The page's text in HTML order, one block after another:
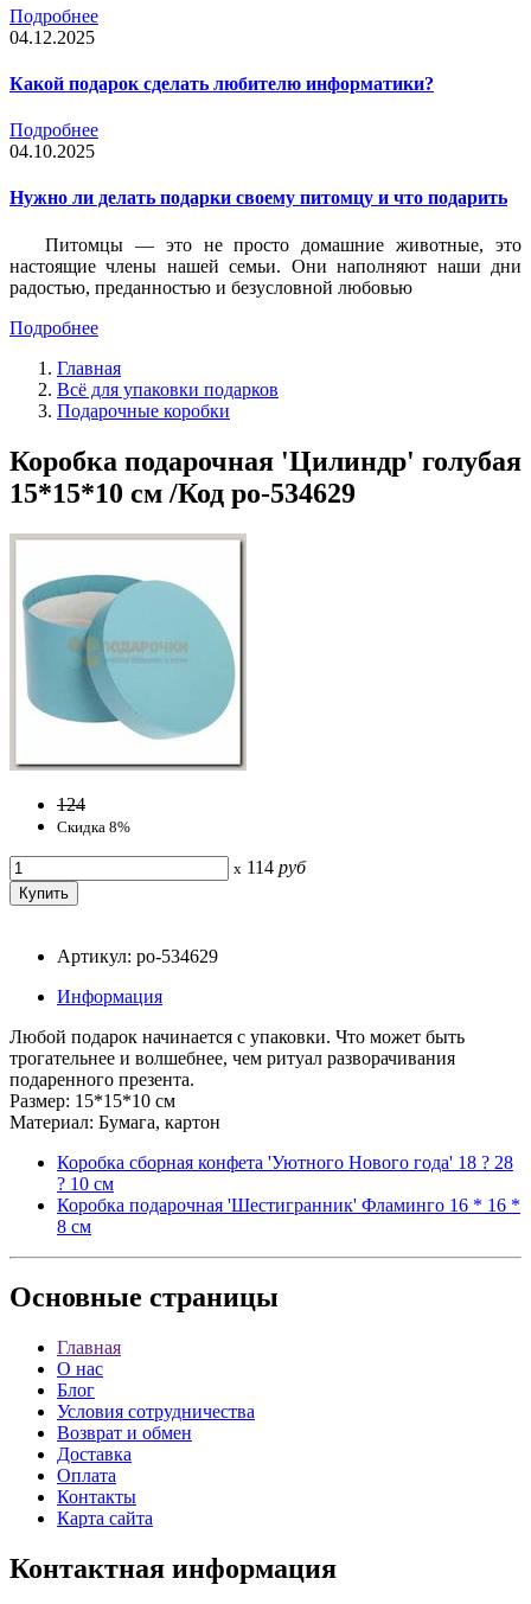
Подробнее
04.12.2025
Какой подарок сделать любителю информатики?
Подробнее
04.10.2025
Нужно ли делать подарки своему питомцу и что подарить
Питомцы — это не просто домашние животные, это
настоящие члены нашей семьи. Они наполняют наши дни
радостью, преданностью и безусловной любовью
Подробнее
Главная
Всё для упаковки подарков
Подарочные коробки
Коробка подарочная 'Цилиндр' голубая
15*15*10 см /Код po-534629
124
Скидка 8%
x 114 руб
Артикул: po-534629
Информация
Любой подарок начинается с упаковки. Что может быть
трогательнее и волшебнее, чем ритуал разворачивания
подаренного презента.
Размер: 15*15*10 см
Материал: Бумага, картон
Коробка сборная конфета 'Уютного Нового года' 18 ? 28
? 10 см
Коробка подарочная 'Шестигранник' Фламинго 16 * 16 *
8 см
Основные страницы
Главная
О нас
Блог
Условия сотрудничества
Возврат и обмен
Доставка
Оплата
Контакты
Карта сайта
Контактная информация